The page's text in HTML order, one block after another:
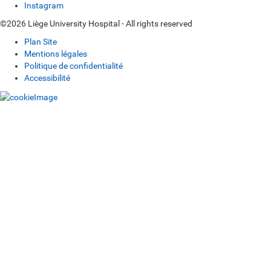
Instagram
©2026 Liège University Hospital - All rights reserved
Plan Site
Mentions légales
Politique de confidentialité
Accessibilité